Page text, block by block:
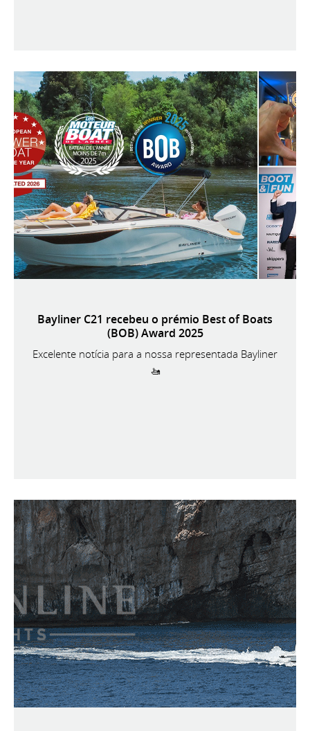
Bayliner C21 recebeu o prémio Best of Boats
(BOB) Award 2025
Excelente notícia para a nossa representada Bayliner
🚤